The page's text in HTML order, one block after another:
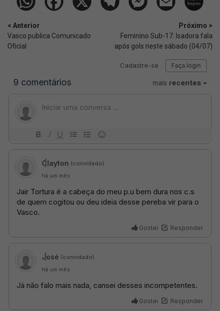
< Anterior
Vasco publica Comunicado
Oficial
Próximo >
Feminino Sub-17: Isadora fala
após gols neste sábado (04/07)